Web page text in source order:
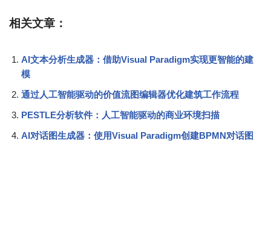
相关文章：
AI文本分析生成器：借助Visual Paradigm实现更智能的建
模
通过人工智能驱动的价值流图编辑器优化建筑工作流程
PESTLE分析软件：人工智能驱动的商业环境扫描
AI对话图生成器：使用Visual Paradigm创建BPMN对话图